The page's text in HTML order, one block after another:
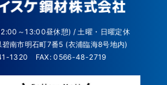
～13:00昼休憩) / 土曜・日曜定休
碧南市明石町7番5 (衣浦臨海8号地内)
1320
FAX: 0566-48-2719